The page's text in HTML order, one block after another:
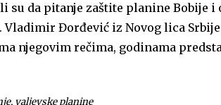
su da pitanje zaštite planine Bobije
Đorđević iz Novog lica
njegovim rečima, godinama
valjevske planine